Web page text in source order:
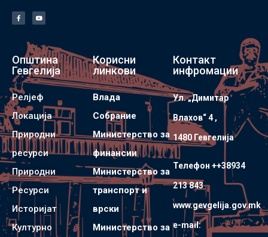
Општина
Гевгелија
Релјеф
Локација
Природни
ресурси
Природни
Ресурси
Историјат
Културно
Корисни
линкови
Влада
Собрание
Министерство за
финансии
Министерство за
транспорт и
врски
Министерство за
Контакт
инфромации
Ул. „Димитар
Влахов“ 4 ,
1480 Гевгелијa
Телефон ++38934
213 843
www.gevgelija.gov.mk
e-mail: